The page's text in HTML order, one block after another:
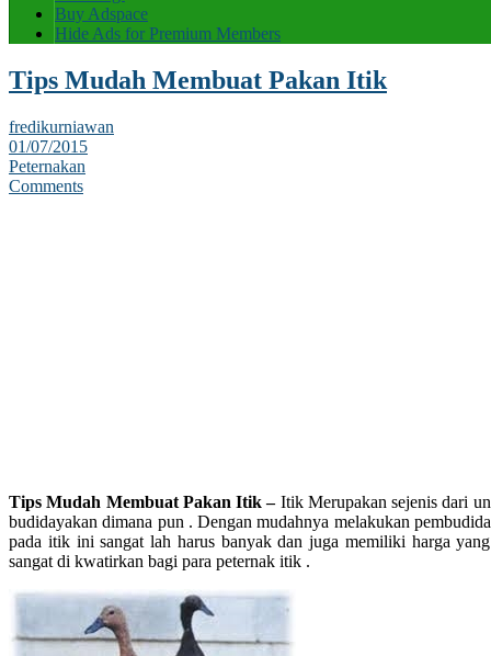
Buy Adspace
Hide Ads for Premium Members
Tips Mudah Membuat Pakan Itik
fredikurniawan
01/07/2015
Peternakan
Comments
Tips Mudah Membuat Pakan Itik – Itik Merupakan sejenis dari
budidayakan dimana pun . Dengan mudahnya melakukan
pada itik ini sangat lah harus banyak dan juga memiliki harga
sangat di kwatirkan bagi para peternak itik .